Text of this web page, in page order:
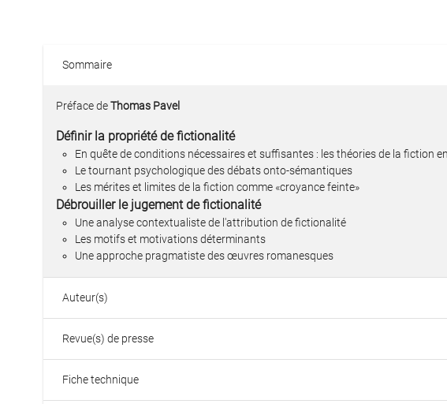
Sommaire
Préface deThomas Pavel
Définir la propriété de fictionalité
En quête de conditions nécessaires et suffisantes : les théories de la fiction
Le tournant psychologique des débats onto-sémantiques
Les mérites et limites de la fiction comme «croyance feinte»
Débrouiller le jugement de fictionalité
Une analyse contextualiste de l'attribution de fictionalité
Les motifs et motivations déterminants
Une approche pragmatiste des œuvres romanesques
Auteur(s)
Revue(s) de presse
Fiche technique